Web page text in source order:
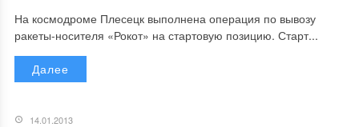
На космодроме Плесецк выполнена операция по вывозу
ракеты-носителя «Рокот» на стартовую позицию. Старт...
Далее
14.01.2013